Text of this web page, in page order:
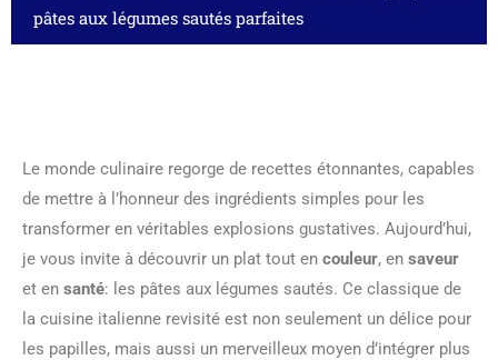
pâtes aux légumes sautés parfaites
Le monde culinaire regorge de recettes étonnantes, capables
de mettre à l’honneur des ingrédients simples pour les
transformer en véritables explosions gustatives. Aujourd’hui,
je vous invite à découvrir un plat tout en couleur, en saveur
et en santé: les pâtes aux légumes sautés. Ce classique de
la cuisine italienne revisité est non seulement un délice pour
les papilles, mais aussi un merveilleux moyen d’intégrer plus